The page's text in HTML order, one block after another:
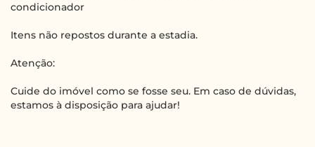
condicionador
Itens não repostos durante a estadia.
Atenção:
Cuide do imóvel como se fosse seu. Em caso de dúvidas,
estamos à disposição para ajudar!